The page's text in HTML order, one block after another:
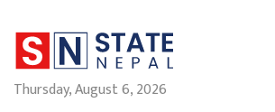
Thursday, August 6, 2026